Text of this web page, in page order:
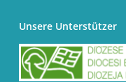
Unsere Unterstützer